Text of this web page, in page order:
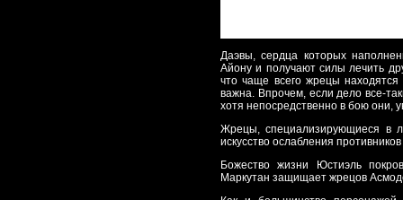
Даэвы, сердца которых
Айону и получают силы лечить
что чаще всего жрецы
важна. Впрочем, если дело все-
хотя непосредственно в бою они,
Жрецы, специализирующиеся в
искусство ослабления
Божество жизни Юстиэль
Маркутан защищает жрецов